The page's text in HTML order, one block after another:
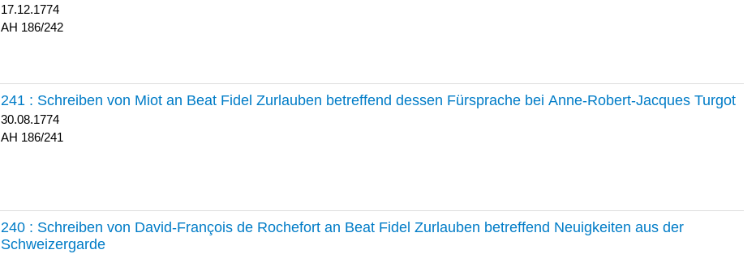
17.12.1774
186/242
241 : Schreiben von Miot an Beat Fidel Zurlauben betreffend dessen Fürsprache bei Anne-Robert-Jacques Turgot
30.08.1774
186/241
240 : Schreiben von David-François de Rochefort an Beat Fidel Zurlauben betreffend Neuigkeiten aus der
Schweizergarde